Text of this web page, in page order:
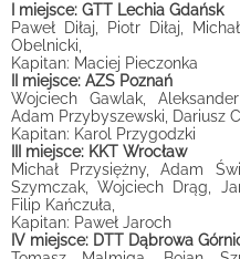
I miejsce: GTT Lechia Gdańsk
Paweł Diłaj, Piotr Diłaj,
Obelnicki,
Kapitan: Maciej Pieczonka
II miejsce: AZS Poznań
Wojciech Gawlak,
Adam Przybyszewski, Dariusz
Kapitan: Karol Przygodzki
III miejsce: KKT Wrocław
Michał Przysiężny, Adam
Szymczak, Wojciech Drąg,
Filip Kańczuła,
Kapitan: Paweł Jaroch
IV miejsce: DTT Dąbrowa